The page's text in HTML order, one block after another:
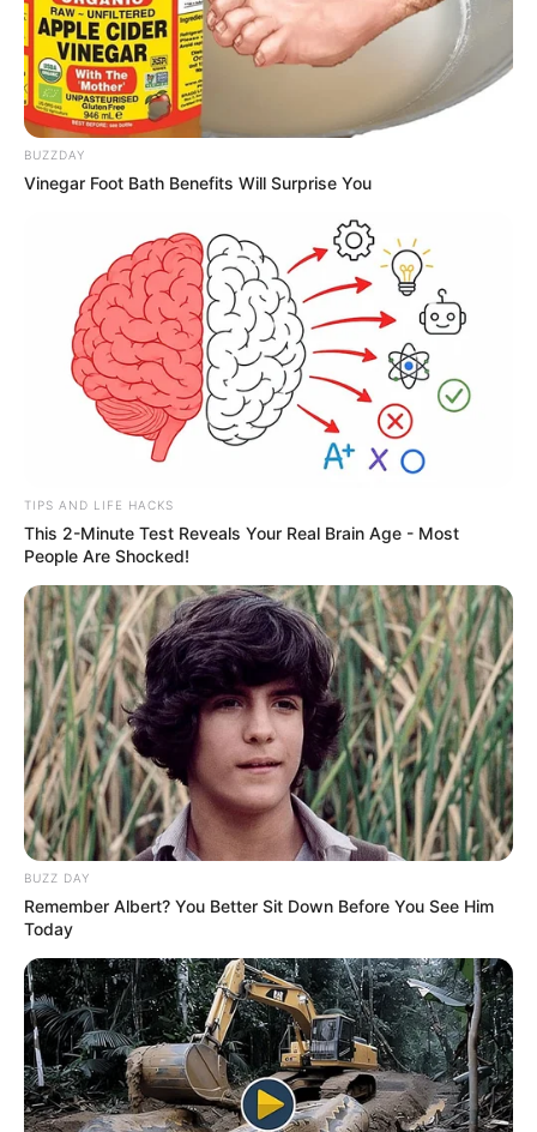
BUZZDAY
Vinegar Foot Bath Benefits Will Surprise You
TIPS AND LIFE HACKS
This 2-Minute Test Reveals Your Real Brain Age - Most
People Are Shocked!
BUZZ DAY
Remember Albert? You Better Sit Down Before You See Him
Today